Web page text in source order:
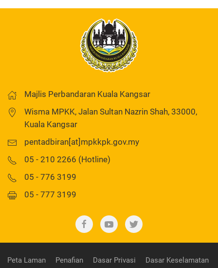
Majlis Perbandaran Kuala Kangsar
Wisma MPKK, Jalan Sultan Nazrin Shah, 33000,
Kuala Kangsar
pentadbiran[at]mpkkpk.gov.my
05 - 210 2266 (Hotline)
05 - 776 3199
05 - 777 3199
Peta Laman Penafian Dasar Privasi Dasar Keselamatan